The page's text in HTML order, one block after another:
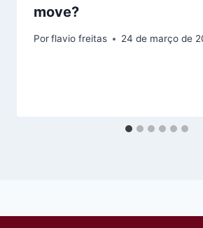
move?
Porflavio freitas 24 de março de